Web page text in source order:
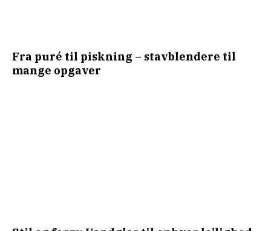
Fra puré til piskning – stavblendere til
mange opgaver